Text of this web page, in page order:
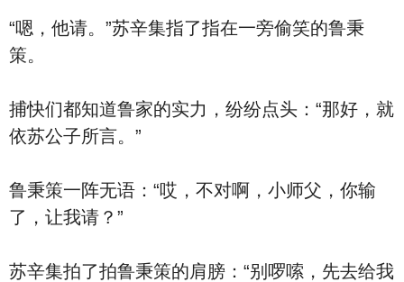
“嗯，他请。”苏辛集指了指在一旁偷笑的鲁秉
策。
捕快们都知道鲁家的实力，纷纷点头：“那好，就
依苏公子所言。”
鲁秉策一阵无语：“哎，不对啊，小师父，你输
了，让我请？”
苏辛集拍了拍鲁秉策的肩膀：“别啰嗦，先去给我